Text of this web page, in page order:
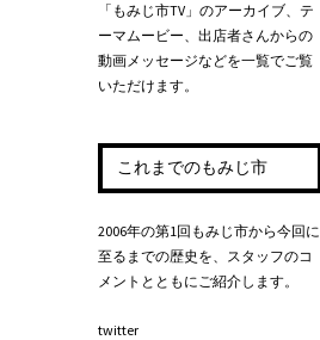
「もみじ市TV」のアーカイブ、テ
ーマムービー、出店者さんからの
動画メッセージなどを一覧でご覧
いただけます。
これまでのもみじ市
2006年の第1回もみじ市から今回に
至るまでの歴史を、スタッフのコ
メントとともにご紹介します。
twitter